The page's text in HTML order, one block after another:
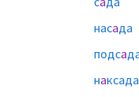
насада
подса
наксада